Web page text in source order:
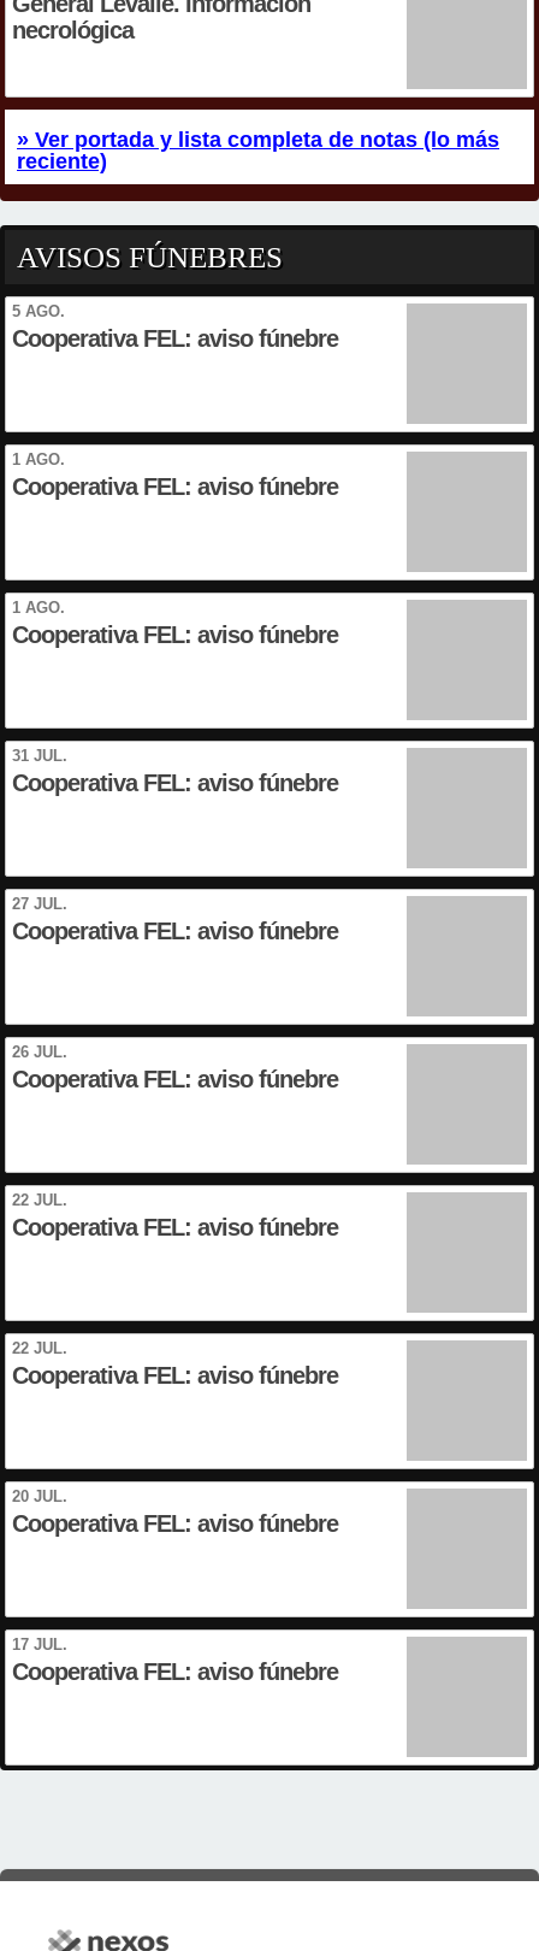
necrológica
» Ver portada y lista completa de notas (lo más
reciente)
AVISOS FÚNEBRES
5 AGO.
Cooperativa FEL: aviso fúnebre
1 AGO.
Cooperativa FEL: aviso fúnebre
1 AGO.
Cooperativa FEL: aviso fúnebre
31 JUL.
Cooperativa FEL: aviso fúnebre
27 JUL.
Cooperativa FEL: aviso fúnebre
26 JUL.
Cooperativa FEL: aviso fúnebre
22 JUL.
Cooperativa FEL: aviso fúnebre
22 JUL.
Cooperativa FEL: aviso fúnebre
20 JUL.
Cooperativa FEL: aviso fúnebre
17 JUL.
Cooperativa FEL: aviso fúnebre